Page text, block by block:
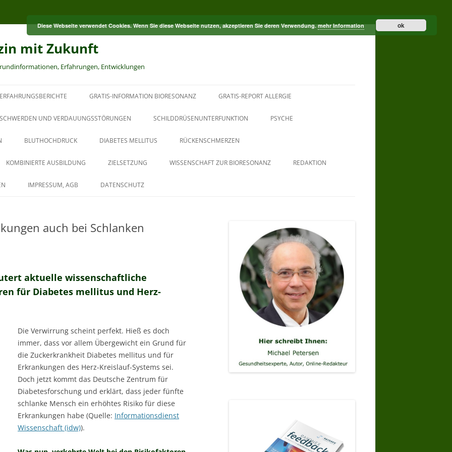
mit Zukunft
Erfahrungen, Entwicklungen
ERFAHRUNGSBERICHTE GRATIS-INFORMATION BIORESONANZ GRATIS-REPORT ALLERGIE
UND VERDAUUNGSSTÖRUNGEN SCHILDDRÜSENUNTERFUNKTION PSYCHE
BLUTHOCHDRUCK DIABETES MELLITUS RÜCKENSCHMERZEN
KOMBINIERTE AUSBILDUNG
AUS DER PAUL-SCHMIDT-
MESSTECHNIKER
ZIELSETZUNG WISSENSCHAFT ZUR BIORESONANZ REDAKTION
IMPRESSUM, AGB DATENSCHUTZ
auch bei Schlanken
aktuelle wissenschaftliche
für Diabetes mellitus und Herz-
Die Verwirrung scheint perfekt. Hieß es doch
immer, dass vor allem Übergewicht ein Grund für
die Zuckerkrankheit Diabetes mellitus und für
Erkrankungen des Herz-Kreislauf-Systems sei.
Doch jetzt kommt das Deutsche Zentrum für
Diabetesforschung und erklärt, dass jeder fünfte
schlanke Mensch ein erhöhtes Risiko für diese
Erkrankungen habe (Quelle: Informationsdienst
Wissenschaft (idw)).
Diese Webseite verwendet Cookies. Wenn Sie diese Webseite nutzen, akzeptieren Sie deren Verwendung.mehr Information ok